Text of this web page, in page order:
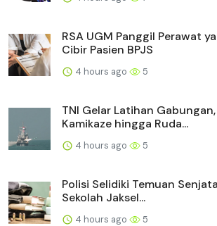
RSA UGM Panggil Perawat
Cibir Pasien BPJS
4 hours ago 5
TNI Gelar Latihan
Kamikaze hingga Ruda...
4 hours ago 5
Polisi Selidiki Temuan
Sekolah Jaksel...
4 hours ago 5